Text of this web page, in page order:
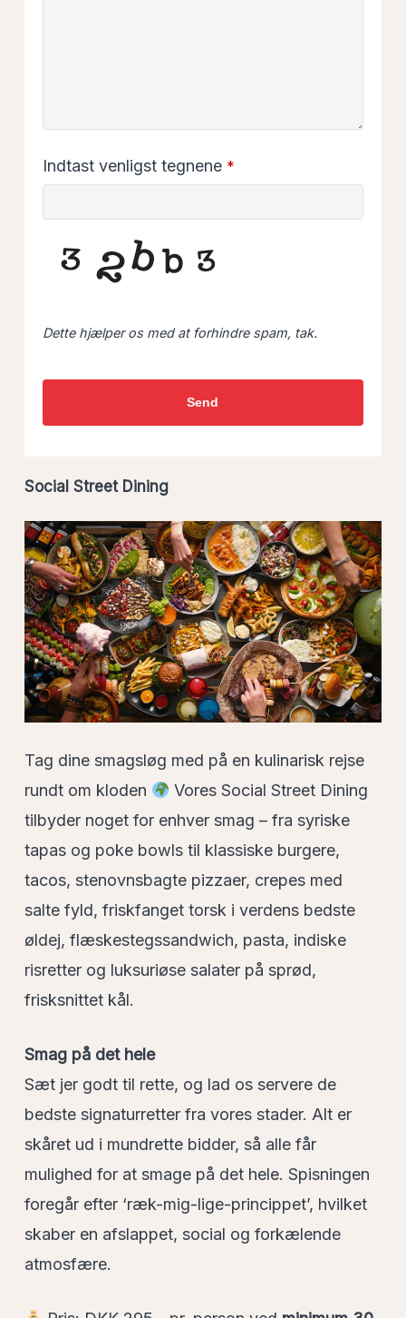
Indtast venligst tegnene *
Dette hjælper os med at forhindre spam, tak.
Send
Social Street Dining
Tag dine smagsløg med på en kulinarisk rejse
rundt om kloden
Vores Social Street Dining
tilbyder noget for enhver smag – fra syriske
tapas og poke bowls til klassiske burgere,
tacos, stenovnsbagte pizzaer, crepes med
salte fyld, friskfanget torsk i verdens bedste
øldej, flæskestegssandwich, pasta, indiske
risretter og luksuriøse salater på sprød,
frisksnittet kål.
Smag på det hele
Sæt jer godt til rette, og lad os servere de
bedste signaturretter fra vores stader. Alt er
skåret ud i mundrette bidder, så alle får
mulighed for at smage på det hele. Spisningen
foregår efter ‘ræk-mig-lige-princippet’, hvilket
skaber en afslappet, social og forkælende
atmosfære.